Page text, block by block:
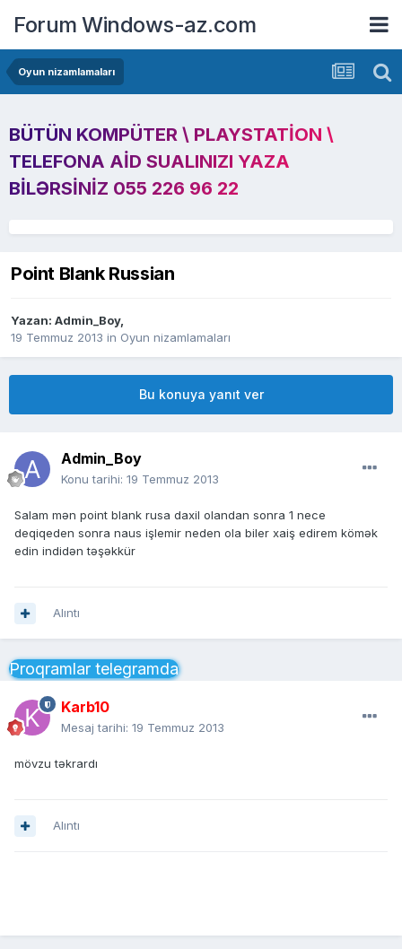
Forum Windows-az.com
Oyun nizamlamaları
BÜTÜN KOMPÜTER \ PLAYSTATION \
TELEFONA AID SUALINIZI YAZA
BILƏRSINIZ 055 226 96 22
Point Blank Russian
Yazan: Admin_Boy,
19 Temmuz 2013 in Oyun nizamlamaları
Bu konuya yanıt ver
Admin_Boy
Konu tarihi: 19 Temmuz 2013
Salam mən point blank rusa daxil olandan sonra 1 nece
deqiqeden sonra naus işlemir neden ola biler xaiş edirem kömək
edin indidən təşəkkür
Alıntı
Proqramlar telegramda
Karb10
Mesaj tarihi: 19 Temmuz 2013
mövzu təkrardı
Alıntı